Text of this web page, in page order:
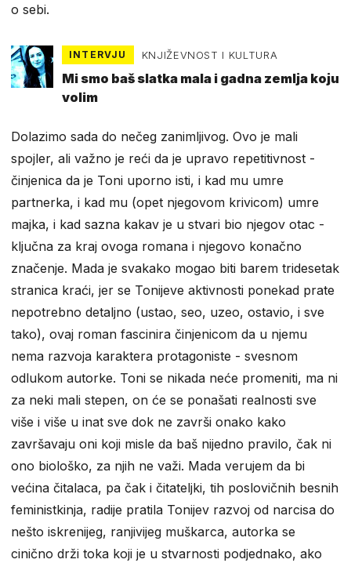
o sebi.
INTERVJU KNJIŽEVNOST I KULTURA
Mi smo baš slatka mala i gadna zemlja koju
volim
Dolazimo sada do nečeg zanimljivog. Ovo je mali
spojler, ali važno je reći da je upravo repetitivnost -
činjenica da je Toni uporno isti, i kad mu umre
partnerka, i kad mu (opet njegovom krivicom) umre
majka, i kad sazna kakav je u stvari bio njegov otac -
ključna za kraj ovoga romana i njegovo konačno
značenje. Mada je svakako mogao biti barem tridesetak
stranica kraći, jer se Tonijeve aktivnosti ponekad prate
nepotrebno detaljno (ustao, seo, uzeo, ostavio, i sve
tako), ovaj roman fascinira činjenicom da u njemu
nema razvoja karaktera protagoniste - svesnom
odlukom autorke. Toni se nikada neće promeniti, ma ni
za neki mali stepen, on će se ponašati realnosti sve
više i više u inat sve dok ne završi onako kako
završavaju oni koji misle da baš nijedno pravilo, čak ni
ono biološko, za njih ne važi. Mada verujem da bi
većina čitalaca, pa čak i čitateljki, tih poslovičnih besnih
feministkinja, radije pratila Tonijev razvoj od narcisa do
nešto iskrenijeg, ranjivijeg muškarca, autorka se
cinično drži toka koji je u stvarnosti podjednako, ako